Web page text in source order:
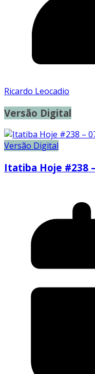
Ricardo Leocadio
Versão Digital
Versão Digital
Itatiba Hoje #238